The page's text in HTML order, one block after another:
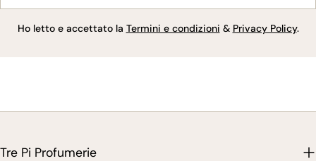
Ho letto e accettato la Termini e condizioni & Privacy Policy.
Tre Pi Profumerie